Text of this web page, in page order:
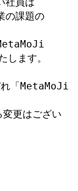
社員は
の課題の
ます。
「MetaMoJi
更はござい